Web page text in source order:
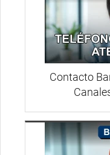
Contacto